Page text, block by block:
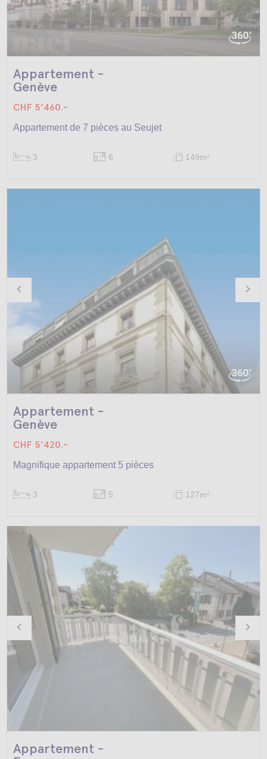
Appartement -
Genève
CHF 5'460.-
Appartement de 7 pièces au Seujet
3 6 149m2
Appartement -
Genève
CHF 5'420.-
Magnifique appartement 5 pièces
3 5 127m2
Appartement -